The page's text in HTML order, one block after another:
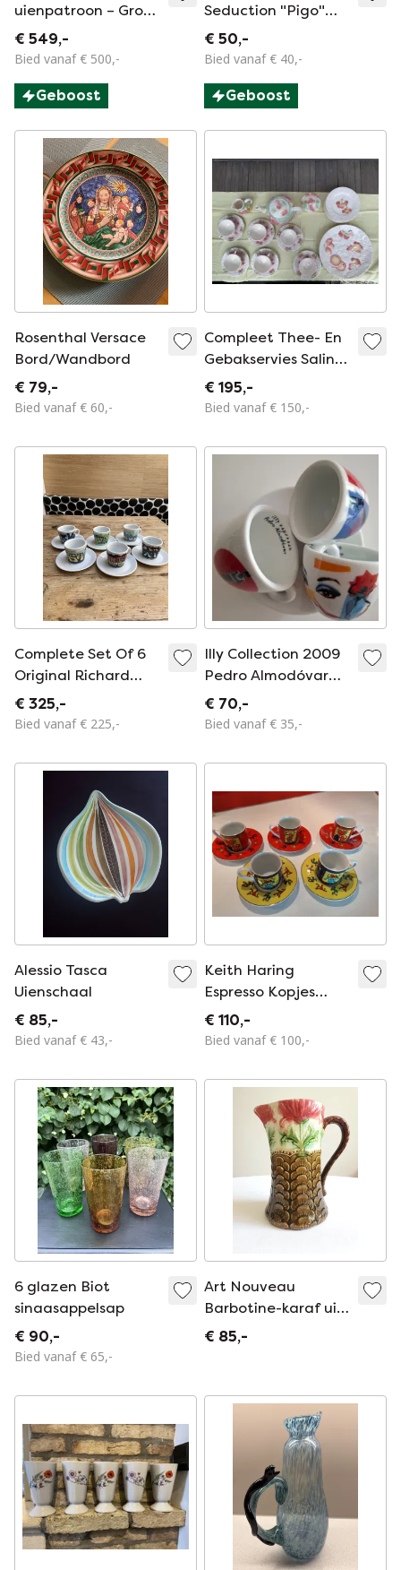
uienpatroon – Grote
ovale serveerschaal
– Model 298 – 42,5 ×
keus
€ 549,-
Bied vanaf € 500,-
Geboost
Seduction "Pigo"
jaren '50
€ 50,-
Bied vanaf € 40,-
Geboost
Rosenthal Versace
Bord/Wandbord
€ 79,-
Bied vanaf € 60,-
Compleet Thee- En
Gebakservies Salins
Les Bains
€ 195,-
Bied vanaf € 150,-
Complete Set Of 6
Original Richard
Ginori 1735 Murales
Collection
€ 325,-
Bied vanaf € 225,-
Illy Collection 2009
Pedro Almodóvar
Espresso
€ 70,-
Bied vanaf € 35,-
Alessio Tasca
Uienschaal
€ 85,-
Bied vanaf € 43,-
Keith Haring
Espresso Kopjes
Könitz Porselein (5
Sets)
€ 110,-
Bied vanaf € 100,-
6 glazen Biot
sinaasappelsap
€ 90,-
Bied vanaf € 65,-
Art Nouveau
Barbotine-karaf uit
het begin van de
€ 85,-